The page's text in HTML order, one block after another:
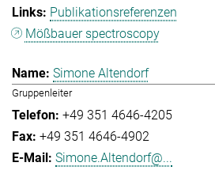
Publikationsreferenzen
Mößbauer spectroscopy
Simone Altendorf
Gruppenleiter
+49 351 4646-4205
+49 351 4646-4902
Simone.Altendorf@...